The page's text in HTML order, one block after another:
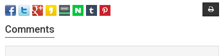
Comments